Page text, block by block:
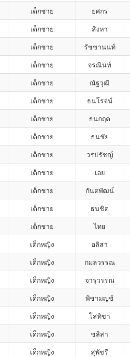
เด็กชาย ยศกร
เด็กชาย สิงหา
เด็กชาย รัชชานนท์
เด็กชาย จรณินท์
เด็กชาย ณัฐวุฒิ
เด็กชาย ธนโรจน์
เด็กชาย ธนกฤต
เด็กชาย ธนชัย
เด็กชาย วรปรัชญ์
เด็กชาย เอย
เด็กชาย กันตพัฒน์
เด็กชาย ธนชิต
เด็กชาย ไทย
เด็กหญิง อลิสา
เด็กหญิง กมลวรรณ
เด็กหญิง จารุวรรณ
เด็กหญิง พิชามญช์
เด็กหญิง โสทิชา
เด็กหญิง ชลิสา
เด็กหญิง สุพัชรี